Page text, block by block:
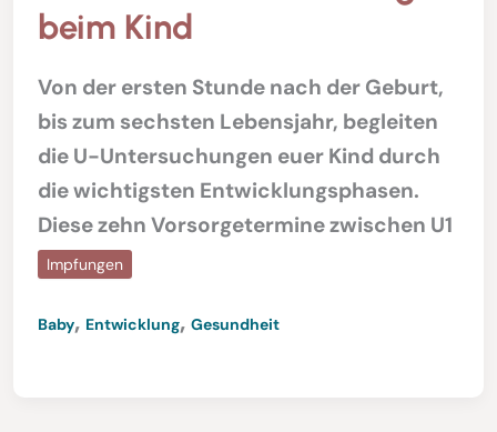
beim Kind
Von der ersten Stunde nach der Geburt,
bis zum sechsten Lebensjahr, begleiten
die U-Untersuchungen euer Kind durch
die wichtigsten Entwicklungsphasen.
Diese zehn Vorsorgetermine zwischen U1
Impfungen
Baby, Entwicklung, Gesundheit